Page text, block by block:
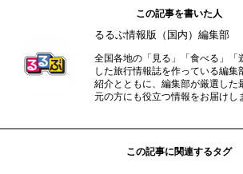
この記事を書いた人
るるぶ情報版（国内）編集部
全国各地の「見る」「食べる」「
した旅行情報誌を作っている編集
紹介とともに、編集部が厳選した
元の方にも役立つ情報をお届けし
この記事に関連するタグ